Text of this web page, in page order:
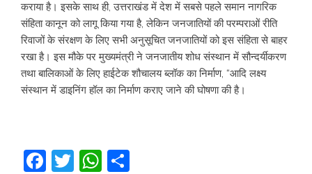
कराया है। इसके साथ ही, उत्तराखंड में देश में सबसे पहले समान नागरिक
संहिता कानून को लागू किया गया है, लेकिन जनजातियों की परम्पराओं रीति
रिवाजों के संरक्षण के लिए सभी अनुसूचित जनजातियों को इस संहिता से बाहर
रखा है। इस मौके पर मुख्यमंत्री ने जनजातीय शोध संस्थान में सौन्दर्यीकरण
तथा बालिकाओं के लिए हाईटेक शौचालय ब्लॉक का निर्माण, “आदि लक्ष्य
संस्थान में डाइनिंग हॉल का निर्माण कराए जाने की घोषणा की है।
Facebook
TwitterWhatsApp